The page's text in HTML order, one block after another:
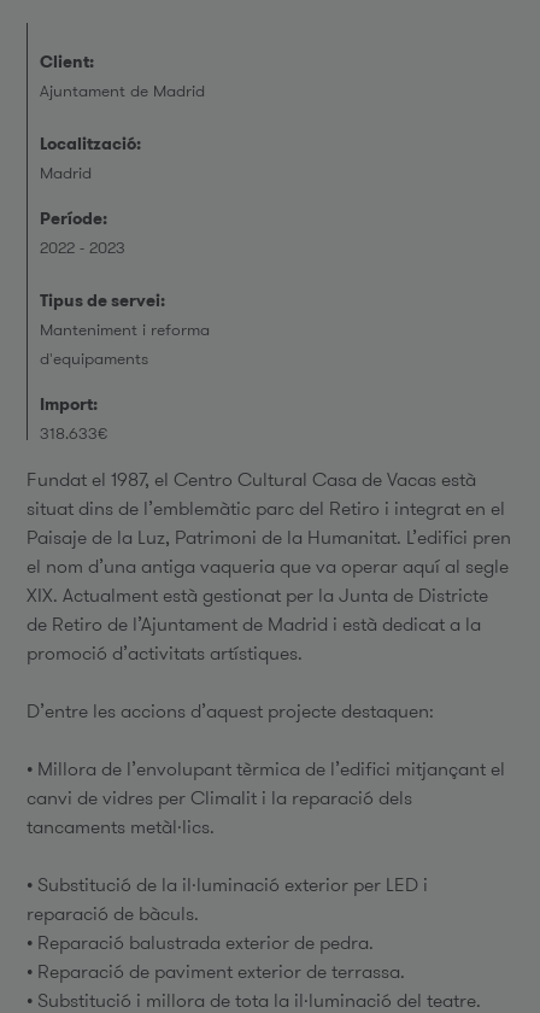
Client:
Ajuntament de Madrid
Localització:
Madrid
Període:
2022 - 2023
Tipus de servei:
Manteniment i reforma
d'equipaments
Import:
318.633€
Fundat el 1987, el Centro Cultural Casa de Vacas està
situat dins de l’emblemàtic parc del Retiro i integrat en el
Paisaje de la Luz, Patrimoni de la Humanitat. L’edifici pren
el nom d’una antiga vaqueria que va operar aquí al segle
XIX. Actualment està gestionat per la Junta de Districte
de Retiro de l’Ajuntament de Madrid i està dedicat a la
promoció d’activitats artístiques.
D’entre les accions d’aquest projecte destaquen:
• Millora de l’envolupant tèrmica de l’edifici mitjançant el
canvi de vidres per Climalit i la reparació dels
tancaments metàl·lics.
• Substitució de la il·luminació exterior per LED i
reparació de bàculs.
• Reparació balustrada exterior de pedra.
• Reparació de paviment exterior de terrassa.
• Substitució i millora de tota la il·luminació del teatre.